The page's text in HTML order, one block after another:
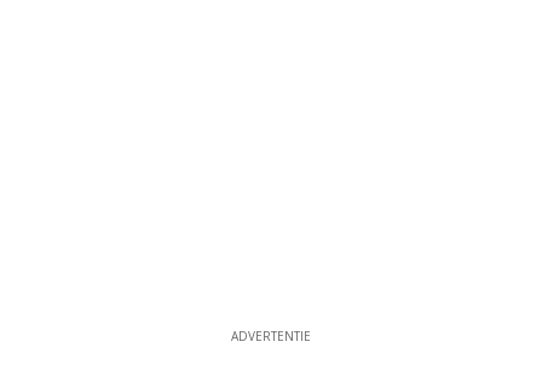
ADVERTENTIE